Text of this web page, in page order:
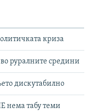
криза
руралните средини
дискутабилно
табу теми